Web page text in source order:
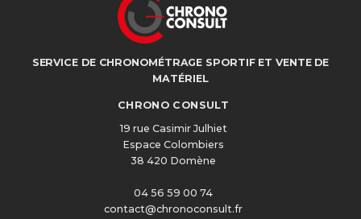
SERVICE DE CHRONOMÉTRAGE SPORTIF ET VENTE DE
MATÉRIEL
CHRONO CONSULT
19 rue Casimir Julhiet
Espace Colombiers
38 420 Domène
04 56 59 00 74
contact@chronoconsult.fr